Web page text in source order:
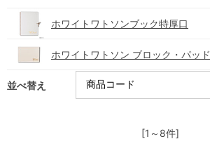
ホワイトワトソンブック特厚口
ホワイトワトソン ブロック・パッド
並べ替え
[1～8件]